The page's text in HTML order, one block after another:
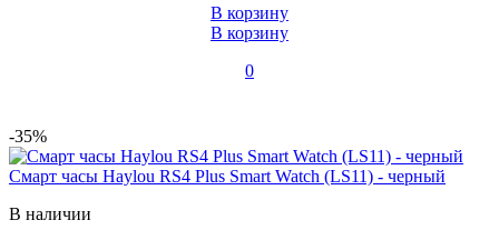
В корзину
В корзину
0
-35%
Смарт часы Haylou RS4 Plus Smart Watch (LS11) - черный
В наличии